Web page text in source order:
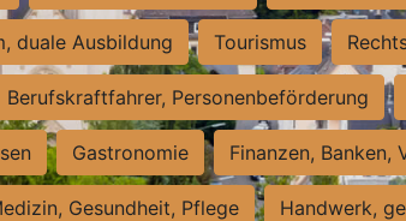
duale Ausbildung Tourismus
Berufskraftfahrer, Personenbeförderung
Gastronomie Finanzen, Banken,
Gesundheit, Pflege Handwerk,